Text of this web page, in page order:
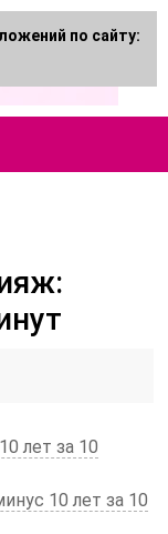
лет за 10
10 лет за 10
по сайту: